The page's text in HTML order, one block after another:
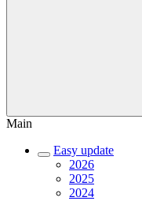
Main
Easy update
2026
2025
2024